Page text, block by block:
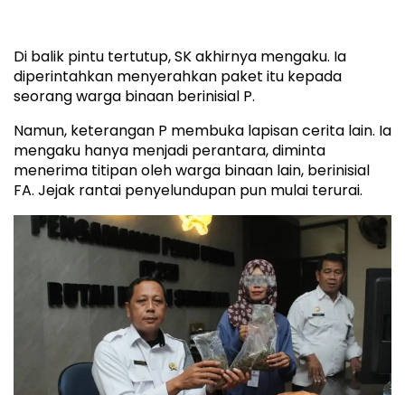
Di balik pintu tertutup, SK akhirnya mengaku. Ia
diperintahkan menyerahkan paket itu kepada
seorang warga binaan berinisial P.
Namun, keterangan P membuka lapisan cerita lain. Ia
mengaku hanya menjadi perantara, diminta
menerima titipan oleh warga binaan lain, berinisial
FA. Jejak rantai penyelundupan pun mulai terurai.